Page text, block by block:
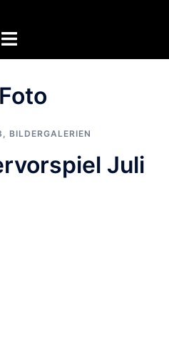
Menü
Foto
, BILDERGALERIEN
Juli